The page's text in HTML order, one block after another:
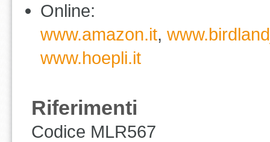
Online:
www.amazon.it,
www.hoepli.it
Riferimenti
Codice MLR567